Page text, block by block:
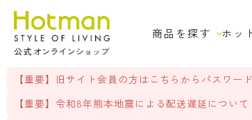
商品を探す ホッ
【重要】旧サイト会員の方はこちらからパスワー
【重要】令和8年熊本地震による配送遅延について